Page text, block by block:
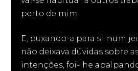
perto de mim.
E, puxando-a para si, num
não deixava dúvidas sobre
intenções, foi-lhe